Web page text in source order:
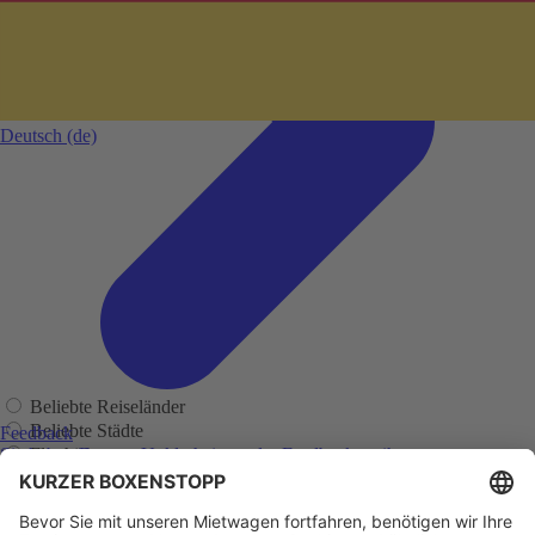
Deutsch (de)
Feedback
Sie haben Fragen, Unklarheiten oder Feedback zu ihrer
zurückliegenden Buchung?
Beliebte Reiseländer
Beliebte Städte
Flughäfen
Regionen
Adelaide Flughafen